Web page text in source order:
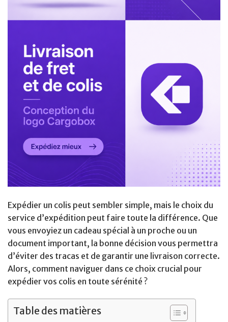
Expédier un colis peut sembler simple, mais le choix du
service d’expédition peut faire toute la différence. Que
vous envoyiez un cadeau spécial à un proche ou un
document important, la bonne décision vous permettra
d’éviter des tracas et de garantir une livraison correcte.
Alors, comment naviguer dans ce choix crucial pour
expédier vos colis en toute sérénité ?
Table des matières